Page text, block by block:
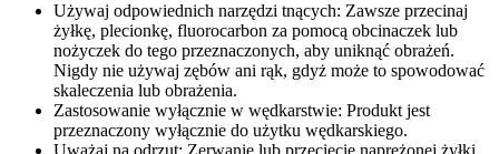
Używaj odpowiednich narzędzi tnących: Zawsze przecinaj
żyłkę, plecionkę, fluorocarbon za pomocą obcinaczek lub
nożyczek do tego przeznaczonych, aby uniknąć obrażeń.
Nigdy nie używaj zębów ani rąk, gdyż może to spowodować
skaleczenia lub obrażenia.
Zastosowanie wyłącznie w wędkarstwie: Produkt jest
przeznaczony wyłącznie do użytku wędkarskiego.